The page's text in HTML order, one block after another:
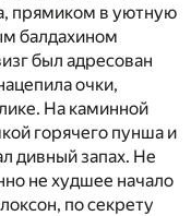
прямиком в уютную
балдахином
был адресован
очки,
На каминной
горячего пунша и
дивный запах. Не
не худшее начало
по секрету